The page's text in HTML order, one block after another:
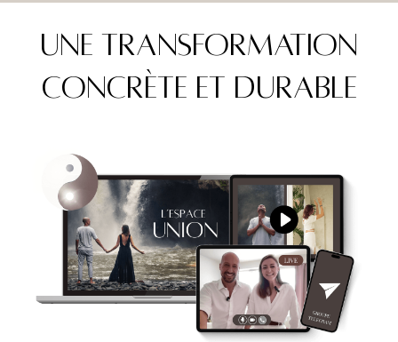
Une TRANSFORMATION
concrète et durable